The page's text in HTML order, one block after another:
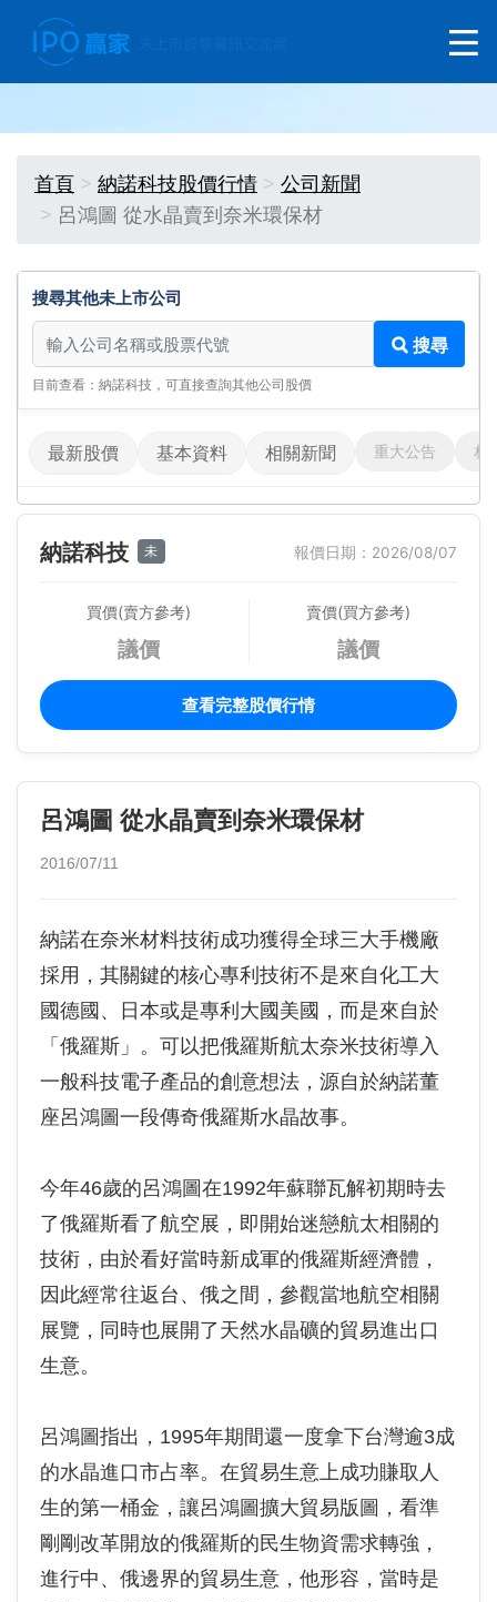
首頁 納諾科技股價行情
公司新聞
呂鴻圖 從水晶賣到奈米環保材
搜尋其他未上市公司
搜尋其他未上市公司
搜尋
目前查看：納諾科技，可直接查詢其他公司股價
最新股價 基本資料 相關新聞 重大公告 相
納諾科技 未 報價日期：2026/08/07
買價(賣方參考)
議價
賣價(買方參考)
議價
查看完整股價行情
呂鴻圖 從水晶賣到奈米環保材
2016/07/11
納諾在奈米材料技術成功獲得全球三大手機廠
採用，其關鍵的核心專利技術不是來自化工大
國德國、日本或是專利大國美國，而是來自於
「俄羅斯」。可以把俄羅斯航太奈米技術導入
一般科技電子產品的創意想法，源自於納諾董
座呂鴻圖一段傳奇俄羅斯水晶故事。
今年46歲的呂鴻圖在1992年蘇聯瓦解初期時去
了俄羅斯看了航空展，即開始迷戀航太相關的
技術，由於看好當時新成軍的俄羅斯經濟體，
因此經常往返台、俄之間，參觀當地航空相關
展覽，同時也展開了天然水晶礦的貿易進出口
生意。
呂鴻圖指出，1995年期間還一度拿下台灣逾3成
的水晶進口市占率。在貿易生意上成功賺取人
生的第一桶金，讓呂鴻圖擴大貿易版圖，看準
剛剛改革開放的俄羅斯的民生物資需求轉強，
進行中、俄邊界的貿易生意，他形容，當時是